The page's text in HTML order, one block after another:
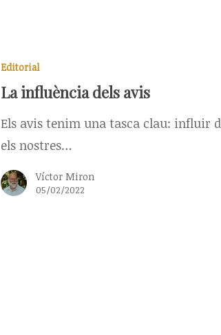
Editorial
La influència dels avis
Els avis tenim una tasca clau: influir
els nostres…
Víctor Miron
05/02/2022